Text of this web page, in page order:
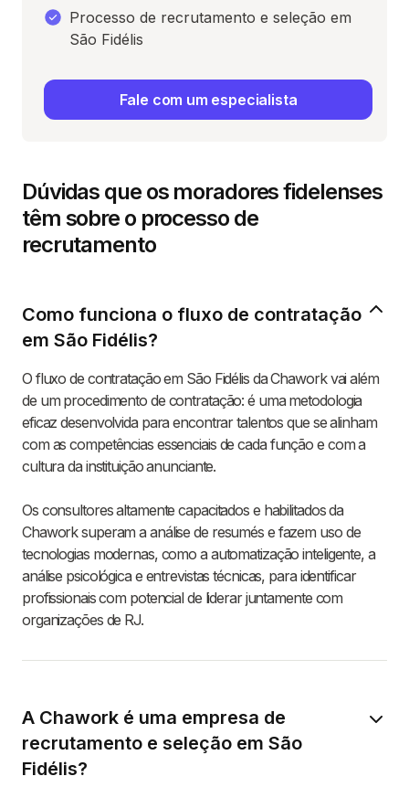
Dúvidas que os moradores fidelenses
têm sobre o processo de
recrutamento
Como funciona o fluxo de contratação
em São Fidélis?
O fluxo de contratação em São Fidélis da Chawork vai além
de um procedimento de contratação: é uma metodologia
eficaz desenvolvida para encontrar talentos que se alinham
com as competências essenciais de cada função e com a
cultura da instituição anunciante.
Os consultores altamente capacitados e habilitados da
Chawork superam a análise de resumés e fazem uso de
tecnologias modernas, como a automatização inteligente, a
análise psicológica e entrevistas técnicas, para identificar
profissionais com potencial de liderar juntamente com
organizações de RJ.
A Chawork é uma empresa de
recrutamento e seleção em São
Fidélis?
Processo de recrutamento e seleção em
São Fidélis
Fale com um especialista